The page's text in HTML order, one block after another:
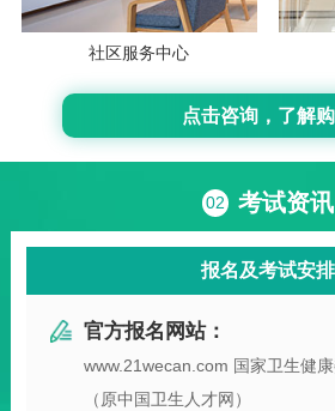
社区服务中心
点击咨询，了解
02 考试资讯
报名及考试安排
官方报名网站：
www.21wecan.com 国家卫生健
（原中国卫生人才网）